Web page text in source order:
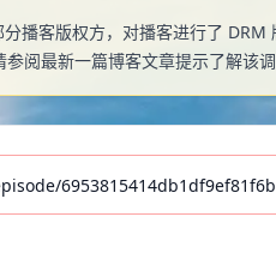
播客版权方，对播客进行了
阅最新一篇博客文章提示了解该
Podcast）